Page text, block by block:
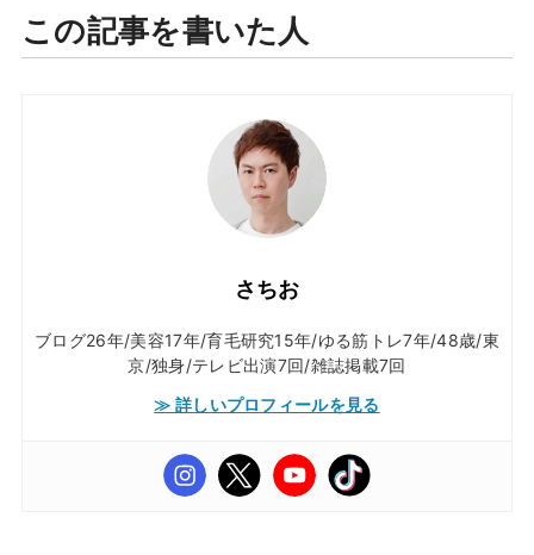
この記事を書いた人
さちお
ブログ26年/美容17年/育毛研究15年/ゆる筋トレ7年/48歳/東
京/独身/テレビ出演7回/雑誌掲載7回
≫ 詳しいプロフィールを見る